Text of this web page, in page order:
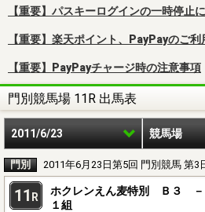
【重要】パスキーログインの一時停止
【重要】楽天ポイント、PayPayのご
【重要】PayPayチャージ時の注意事項
門別競馬場 11R 出馬表
2011/6/23 競馬場
門別 2011年6月23日第5回 門別競馬 第3
11 R
ホクレンえん麦特別 Ｂ３ －
１組